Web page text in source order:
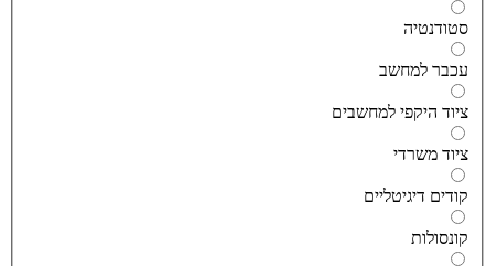
למחשב
היקפי למחשבים
משרדי
דיגיטליים